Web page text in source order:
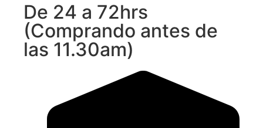
De 24 a 72hrs
(Comprando antes de
las 11.30am)